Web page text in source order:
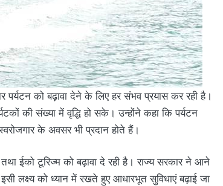
पर्यटन को बढ़ावा देने के लिए हर संभव प्रयास कर रही है।
की संख्या में वृद्धि हो सके। उन्होंने कहा कि पर्यटन
के अवसर भी प्रदान होते हैं।
ईको टूरिज्म को बढ़ावा दे रही है। राज्य सरकार ने आने
लक्ष्य को ध्यान में रखते हुए आधारभूत सुविधाएं बढ़ाई जा